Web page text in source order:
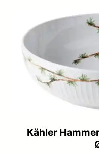
Kähler